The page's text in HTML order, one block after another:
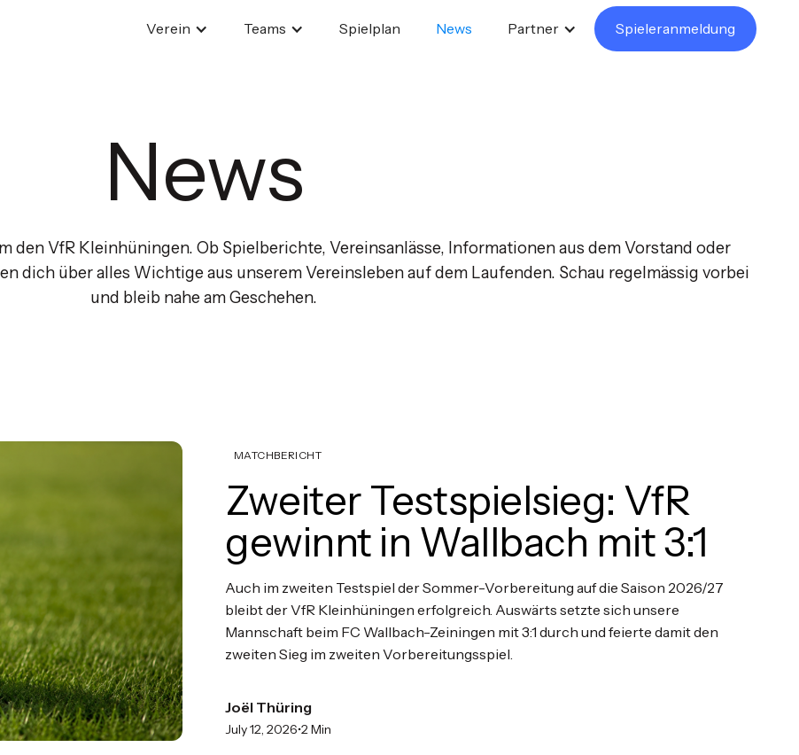
Verein Teams Spielplan News Partner Spieleranmeldung
News
den VfR Kleinhüningen. Ob Spielberichte, Vereinsanlässe, Informationen aus dem Vorstand oder
dich über alles Wichtige aus unserem Vereinsleben auf dem Laufenden. Schau regelmässig vorbei
und bleib nahe am Geschehen.
MATCHBERICHT
Zweiter Testspielsieg: VfR
gewinnt in Wallbach mit 3:1
Auch im zweiten Testspiel der Sommer-Vorbereitung auf die Saison 2026/27
bleibt der VfR Kleinhüningen erfolgreich. Auswärts setzte sich unsere
Mannschaft beim FC Wallbach-Zeiningen mit 3:1 durch und feierte damit den
zweiten Sieg im zweiten Vorbereitungsspiel.
Joël Thüring
July 12, 2026•2 Min